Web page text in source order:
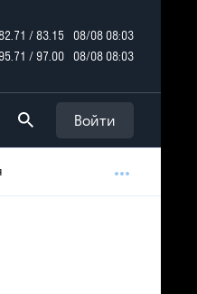
/ 83.15
08/08 08:03
95.71 / 97.00 08/08 08:03
Войти